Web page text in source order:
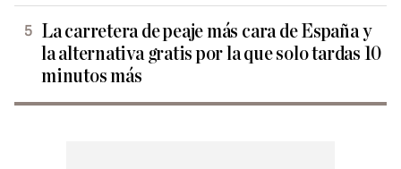
La carretera de peaje más cara de España y
la alternativa gratis por la que solo tardas 10
minutos más